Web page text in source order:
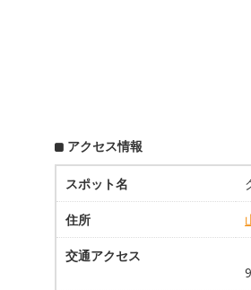
アクセス情報
スポット名
住所
交通アクセス